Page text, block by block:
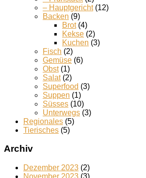
– Hauptgericht(12)
Backen (9)
Brot(4)
Kekse (2)
Kuchen (3)
Fisch (2)
Gemüse (6)
Obst(1)
Salat(2)
Superfood (3)
Suppen (1)
Süsses (10)
Unterwegs (3)
Regionales (5)
Tierisches (5)
Archiv
Dezember 2023 (2)
November 2023 (3)